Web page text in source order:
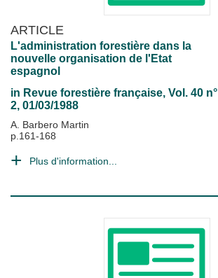
ARTICLE
L'administration forestière dans la
nouvelle organisation de l'Etat
espagnol
in Revue forestière française, Vol. 40 n°
2, 01/03/1988
A. Barbero Martin
p.161-168
Plus d'information...